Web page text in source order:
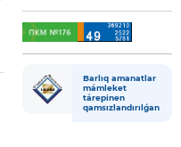
Barlıq amanatlar
mámleket
tárepinen
qamsızlandırılǵan